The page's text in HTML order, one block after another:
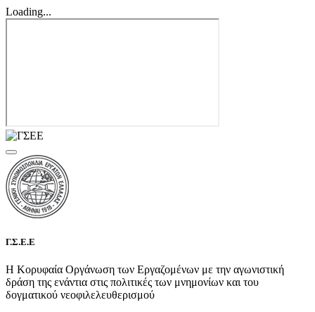
Loading...
Γ.Σ.Ε.Ε
Η Κορυφαία Οργάνωση των Εργαζομένων με την αγωνιστική
δράση της ενάντια στις πολιτικές των μνημονίων και του
δογματικού νεοφιλελευθερισμού